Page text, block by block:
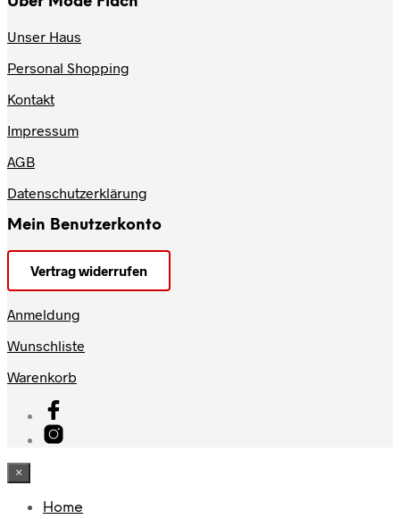
Unser Haus
Personal Shopping
Kontakt
Impressum
AGB
Datenschutzerklärung
Mein Benutzerkonto
Vertrag widerrufen
Anmeldung
Wunschliste
Warenkorb
×
Home